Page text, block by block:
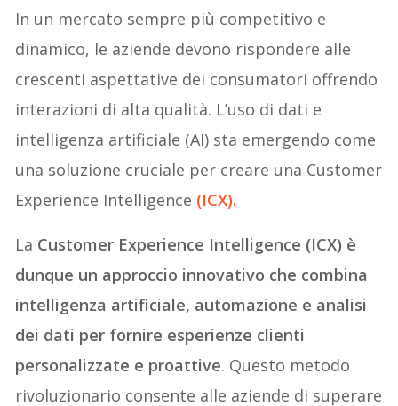
In un mercato sempre più competitivo e
dinamico, le aziende devono rispondere alle
crescenti aspettative dei consumatori offrendo
interazioni di alta qualità. L’uso di dati e
intelligenza artificiale (AI) sta emergendo come
una soluzione cruciale per creare una Customer
Experience Intelligence (ICX).
La Customer Experience Intelligence (ICX) è
dunque un approccio innovativo che combina
intelligenza artificiale, automazione e analisi
dei dati per fornire esperienze clienti
personalizzate e proattive. Questo metodo
rivoluzionario consente alle aziende di superare